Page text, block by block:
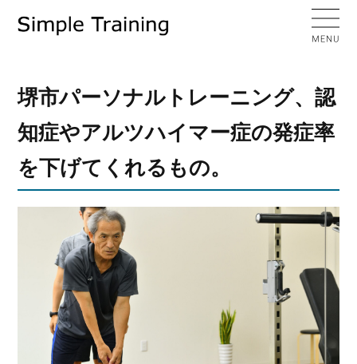
堺市パーソナルトレーニング、認
知症やアルツハイマー症の発症率
を下げてくれるもの。